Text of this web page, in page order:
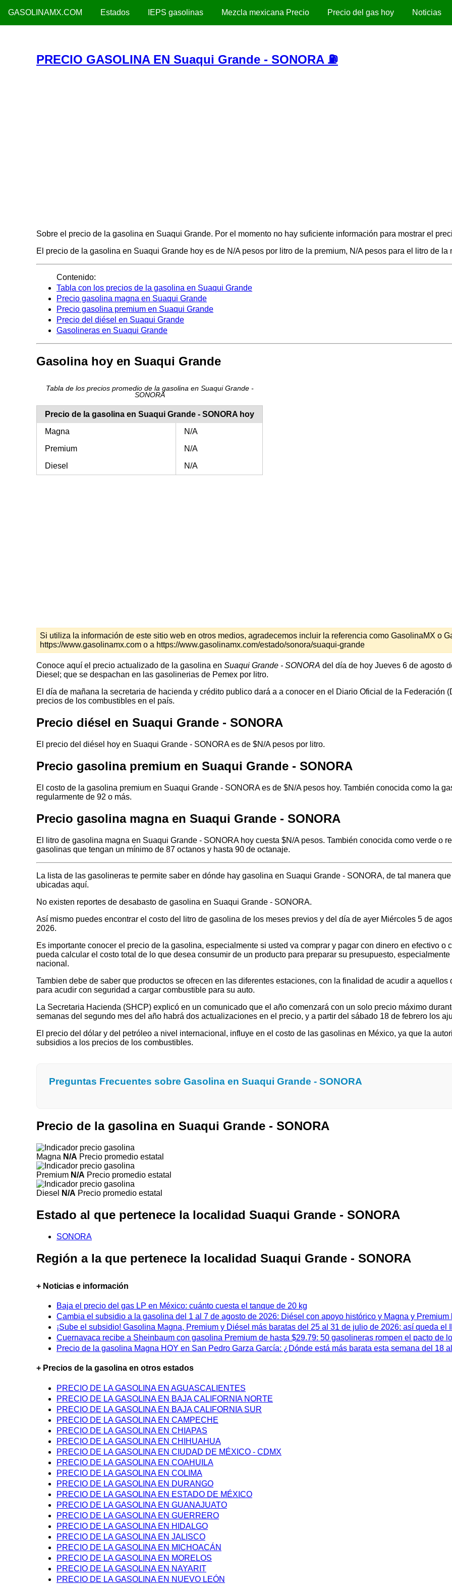
GASOLINAMX.COM Estados IEPS gasolinas Mezcla mexicana Precio Precio del gas hoy Noticias
PRECIO GASOLINA EN Suaqui Grande - SONORA ⛽
Sobre el precio de la gasolina en Suaqui Grande. Por el momento no hay suficiente información para mostrar el
El precio de la gasolina en Suaqui Grande hoy es de N/A pesos por litro de la premium, N/A pesos para el litro de
Contenido:
Tabla con los precios de la gasolina en Suaqui Grande
Precio gasolina magna en Suaqui Grande
Precio gasolina premium en Suaqui Grande
Precio del diésel en Suaqui Grande
Gasolineras en Suaqui Grande
Gasolina hoy en Suaqui Grande
Tabla de los precios promedio de la gasolina en Suaqui Grande -
SONORA
Precio de la gasolina en Suaqui Grande - SONORA hoy
Magna
N/A
Premium
N/A
Diesel
N/A
Si utiliza la información de este sitio web en otros medios, agradecemos incluir la referencia como GasolinaMX o
https://www.gasolinamx.com o a https://www.gasolinamx.com/estado/sonora/suaqui-grande
Conoce aquí el precio actualizado de la gasolina en Suaqui Grande - SONORA del día de hoy Jueves 6 de agosto
Diesel; que se despachan en las gasolinerias de Pemex por litro.
El día de mañana la secretaria de hacienda y crédito publico dará a a conocer en el Diario Oficial de la Federación
precios de los combustibles en el país.
Precio diésel en Suaqui Grande - SONORA
El precio del diésel hoy en Suaqui Grande - SONORA es de $N/A pesos por litro.
Precio gasolina premium en Suaqui Grande - SONORA
El costo de la gasolina premium en Suaqui Grande - SONORA es de $N/A pesos hoy. También conocida como la
regularmente de 92 o más.
Precio gasolina magna en Suaqui Grande - SONORA
El litro de gasolina magna en Suaqui Grande - SONORA hoy cuesta $N/A pesos. También conocida como verde o
gasolinas que tengan un mínimo de 87 octanos y hasta 90 de octanaje.
La lista de las gasolineras te permite saber en dónde hay gasolina en Suaqui Grande - SONORA, de tal manera
ubicadas aquí.
No existen reportes de desabasto de gasolina en Suaqui Grande - SONORA.
Así mismo puedes encontrar el costo del litro de gasolina de los meses previos y del día de ayer Miércoles 5 de
2026.
Es importante conocer el precio de la gasolina, especialmente si usted va comprar y pagar con dinero en efectivo o
pueda calcular el costo total de lo que desea consumir de un producto para preparar su presupuesto,
nacional.
Tambien debe de saber que productos se ofrecen en las diferentes estaciones, con la finalidad de acudir a
para acudir con seguridad a cargar combustible para su auto.
La Secretaria Hacienda (SHCP) explicó en un comunicado que el año comenzará con un solo precio máximo
semanas del segundo mes del año habrá dos actualizaciones en el precio, y a partir del sábado 18 de febrero los
El precio del dólar y del petróleo a nivel internacional, influye en el costo de las gasolinas en México, ya que la
subsidios a los precios de los combustibles.
Preguntas Frecuentes sobre Gasolina en Suaqui Grande - SONORA
Precio de la gasolina en Suaqui Grande - SONORA
Magna N/A Precio promedio estatal
Premium N/A Precio promedio estatal
Diesel N/A Precio promedio estatal
Estado al que pertenece la localidad Suaqui Grande - SONORA
SONORA
Región a la que pertenece la localidad Suaqui Grande - SONORA
+ Noticias e información
Baja el precio del gas LP en México: cuánto cuesta el tanque de 20 kg
Cambia el subsidio a la gasolina del 1 al 7 de agosto de 2026: Diésel con apoyo histórico y Magna y Premium
¡Sube el subsidio! Gasolina Magna, Premium y Diésel más baratas del 25 al 31 de julio de 2026: así queda el
Cuernavaca recibe a Sheinbaum con gasolina Premium de hasta $29.79: 50 gasolineras rompen el pacto de
Precio de la gasolina Magna HOY en San Pedro Garza García: ¿Dónde está más barata esta semana del 18
+ Precios de la gasolina en otros estados
PRECIO DE LA GASOLINA EN AGUASCALIENTES
PRECIO DE LA GASOLINA EN BAJA CALIFORNIA NORTE
PRECIO DE LA GASOLINA EN BAJA CALIFORNIA SUR
PRECIO DE LA GASOLINA EN CAMPECHE
PRECIO DE LA GASOLINA EN CHIAPAS
PRECIO DE LA GASOLINA EN CHIHUAHUA
PRECIO DE LA GASOLINA EN CIUDAD DE MÉXICO - CDMX
PRECIO DE LA GASOLINA EN COAHUILA
PRECIO DE LA GASOLINA EN COLIMA
PRECIO DE LA GASOLINA EN DURANGO
PRECIO DE LA GASOLINA EN ESTADO DE MÉXICO
PRECIO DE LA GASOLINA EN GUANAJUATO
PRECIO DE LA GASOLINA EN GUERRERO
PRECIO DE LA GASOLINA EN HIDALGO
PRECIO DE LA GASOLINA EN JALISCO
PRECIO DE LA GASOLINA EN MICHOACÁN
PRECIO DE LA GASOLINA EN MORELOS
PRECIO DE LA GASOLINA EN NAYARIT
PRECIO DE LA GASOLINA EN NUEVO LEÓN